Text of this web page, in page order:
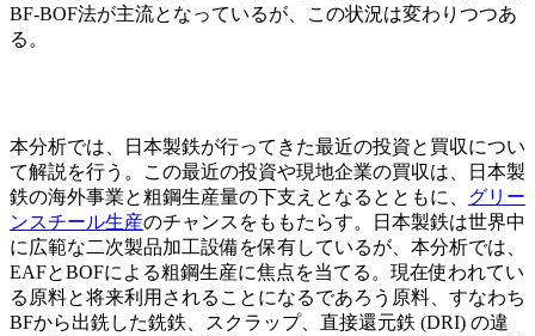
BF-BOF法が主流となっているが、この状況は変わりつつあ
る。
本分析では、日本製鉄が行ってきた最近の投資と買収につい
て解説を行う。この最近の投資や現地企業の買収は、日本製
鉄の海外事業と粗鋼生産量の下支えとなるとともに、 グリー
ンスチール生産のチャンスをももたらす。日本製鉄は世界中
に広範な二次製品加工設備を保有しているが、本分析では、
EAFとBOFによる粗鋼生産に焦点を当てる。現在使われてい
る原料と将来利用されることになるであろう原料、すなわち
BFから出銑した銑鉄、スクラップ、直接還元鉄 (DRI) の違